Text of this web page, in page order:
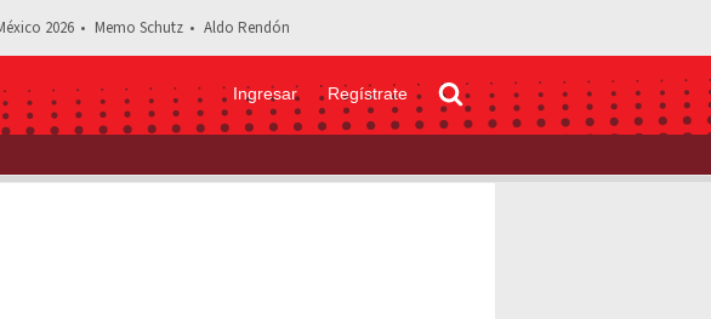
2026 Memo Schutz Aldo Rendón
Ingresar Regístrate
¡Solo se enamoró de uno! Ellos han sido TODOS los ex esposos de Lolita Ayala